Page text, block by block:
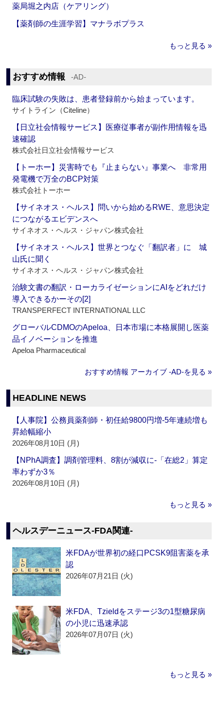
薬局堀之内店（ケアリング）
【薬剤師の生涯学習】マナラボプラス
もっと見る »
おすすめ情報 ‐AD‐
臨床試験の失敗は、患者登録前から始まっています。
サイトライン（Citeline）
【日立社会情報サービス】医療従事者が副作用情報を迅
速確認
株式会社日立社会情報サービス
【トーホー】災害時でも『止まらない』事業へ 非常用
発電機で万全のBCP対策
株式会社トーホー
【サイネオス・ヘルス】問いから始めるRWE、意思決定
につながるエビデンスへ
サイネオス・ヘルス・ジャパン株式会社
【サイネオス・ヘルス】世界とつなぐ「翻訳者」に 城
山氏に聞く
サイネオス・ヘルス・ジャパン株式会社
治験文書の翻訳・ローカライゼーションにAIをどれだけ
導入できるかーその[2]
TRANSPERFECT INTERNATIONAL LLC
グローバルCDMOのApeloa、日本市場に本格展開し医薬
品イノベーションを推進
Apeloa Pharmaceutical
おすすめ情報 アーカイブ ‐AD‐を見る »
HEADLINE NEWS
【人事院】公務員薬剤師・初任給9800円増‐5年連続増も
昇給幅縮小
2026年08月10日 (月)
【NPhA調査】調剤管理料、8割が減収に‐「在総2」算定
率わずか3％
2026年08月10日 (月)
もっと見る »
ヘルスデーニュース‐FDA関連‐
米FDAが世界初の経口PCSK9阻害薬を承
認
2026年07月21日 (火)
米FDA、Tzieldをステージ3の1型糖尿病
の小児に迅速承認
2026年07月07日 (火)
もっと見る »